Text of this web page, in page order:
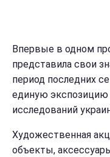
Впервые в одном
представила свои
период последних
единую
исследований
Художественная
объекты,